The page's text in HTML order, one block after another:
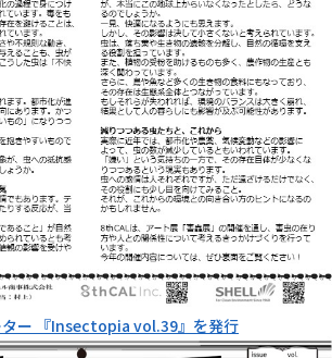
ター 『Insectopia vol.39』を発行